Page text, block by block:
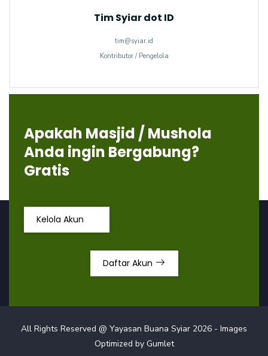
Tim Syiar dot ID
tim@syiar.id
Kontributor / Pengelola
Apakah Masjid / Mushola
Anda ingin Bergabung?
Gratis
Kelola Akun
Daftar Akun
All Rights Reserved @ Yayasan Buana Syiar 2026 - Images
Optimized by Gumlet